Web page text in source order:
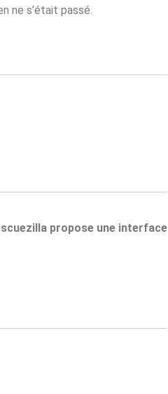
ne s’était passé.
propose une interface